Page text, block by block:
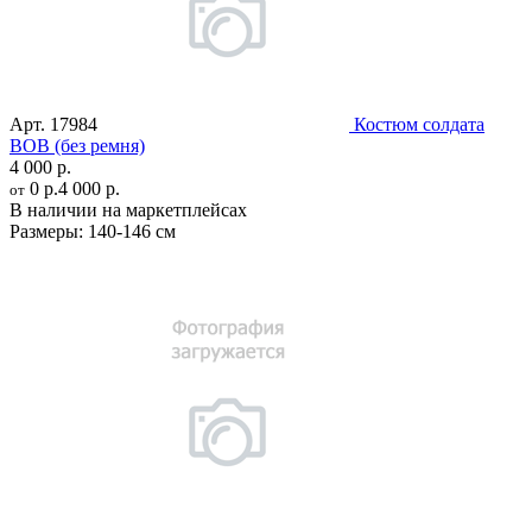
Арт. 17984
Костюм солдата
ВОВ (без ремня)
4 000 р.
от 0 р.4 000 р.
В наличии на маркетплейсах
Размеры: 140-146 см